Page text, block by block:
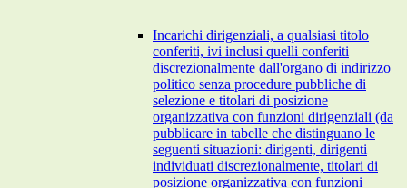
Incarichi dirigenziali, a qualsiasi titolo
conferiti, ivi inclusi quelli conferiti
discrezionalmente dall'organo di indirizzo
politico senza procedure pubbliche di
selezione e titolari di posizione
organizzativa con funzioni dirigenziali (da
pubblicare in tabelle che distinguano le
seguenti situazioni: dirigenti, dirigenti
individuati discrezionalmente, titolari di
posizione organizzativa con funzioni